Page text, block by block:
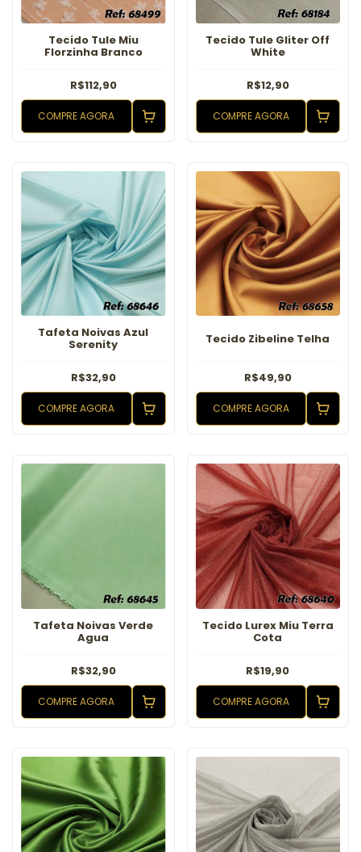
Tecido Tule Miu
Florzinha Branco
R$112,90
COMPRE AGORA
Tecido Tule Gliter Off
White
R$12,90
COMPRE AGORA
Tafeta Noivas Azul
Serenity
R$32,90
COMPRE AGORA
Tecido Zibeline Telha
R$49,90
COMPRE AGORA
Tafeta Noivas Verde
Agua
R$32,90
COMPRE AGORA
Tecido Lurex Miu Terra
Cota
R$19,90
COMPRE AGORA